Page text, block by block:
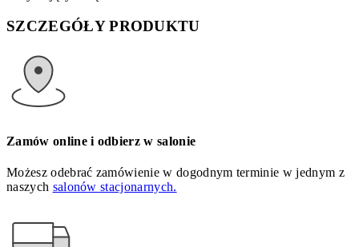
SZCZEGÓŁY PRODUKTU
Zamów online i odbierz w salonie
Możesz odebrać zamówienie w dogodnym terminie w jednym z
naszych salonów stacjonarnych.